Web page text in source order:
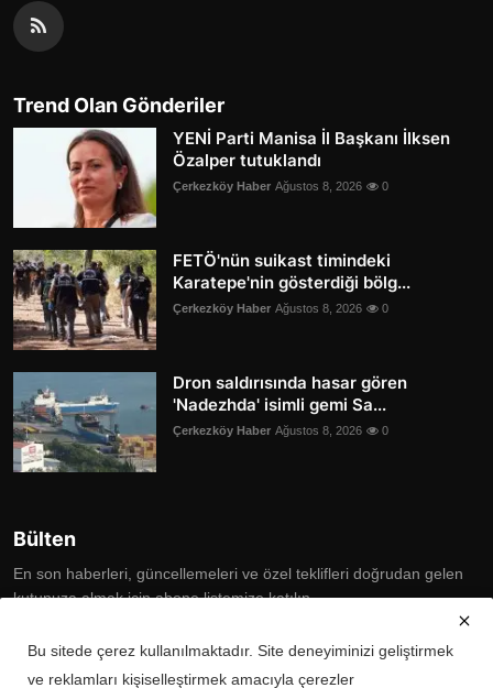
Trend Olan Gönderiler
YENİ Parti Manisa İl Başkanı İlksen
Özalper tutuklandı
Çerkezköy Haber Ağustos 8, 2026 0
FETÖ'nün suikast timindeki
Karatepe'nin gösterdiği bölg...
Çerkezköy Haber Ağustos 8, 2026 0
Dron saldırısında hasar gören
'Nadezhda' isimli gemi Sa...
Çerkezköy Haber Ağustos 8, 2026 0
Bülten
En son haberleri, güncellemeleri ve özel teklifleri doğrudan gelen
kutunuza almak için abone listemize katılın
Subscribe
Bu sitede çerez kullanılmaktadır. Site deneyiminizi geliştirmek
ve reklamları kişiselleştirmek amacıyla çerezler